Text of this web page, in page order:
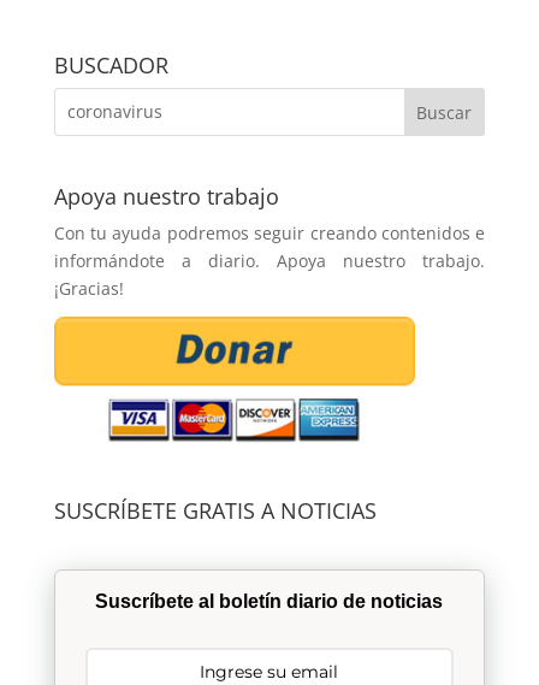
BUSCADOR
Apoya nuestro trabajo
Con tu ayuda podremos seguir creando contenidos e
informándote a diario. Apoya nuestro trabajo.
¡Gracias!
SUSCRÍBETE GRATIS A NOTICIAS
Suscríbete al boletín diario de noticias